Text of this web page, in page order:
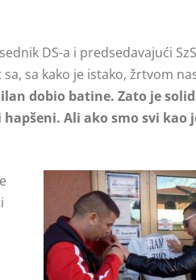
DS-a i predsedavajući
sa kako je istako, žrtvom
dobio batine. Zato je
Ali ako smo svi kao